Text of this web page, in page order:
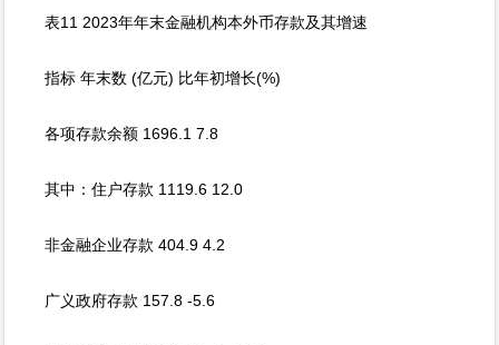
表11 2023年年末金融机构本外币存款及其增速
指标 年末数 (亿元) 比年初增长(%)
各项存款余额 1696.1 7.8
其中：住户存款 1119.6 12.0
非金融企业存款 404.9 4.2
广义政府存款 157.8 -5.6